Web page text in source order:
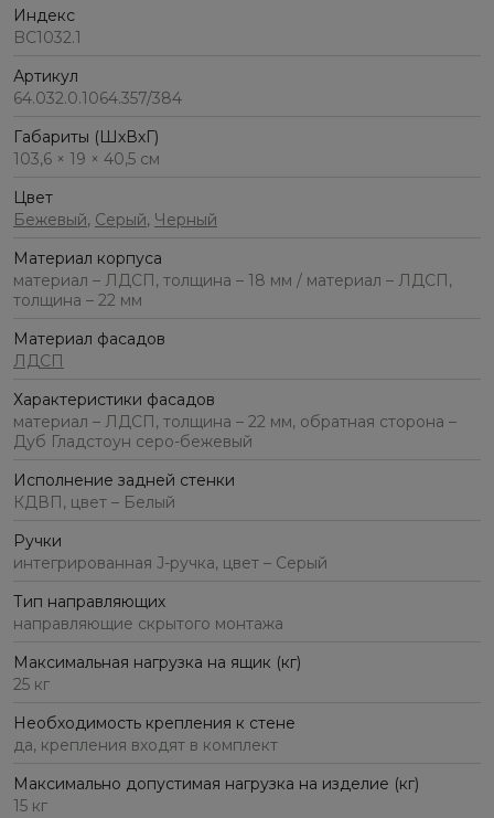
Индекс
BC1032.1
Артикул
64.032.0.1064.357/384
Габариты (ШхВхГ)
103,6 × 19 × 40,5 см
Цвет
Бежевый, Серый, Черный
Материал корпуса
материал – ЛДСП, толщина – 18 мм / материал – ЛДСП,
толщина – 22 мм
Материал фасадов
ЛДСП
Характеристики фасадов
материал – ЛДСП, толщина – 22 мм, обратная сторона –
Дуб Гладстоун серо-бежевый
Исполнение задней стенки
КДВП, цвет – Белый
Ручки
интегрированная J-ручка, цвет – Серый
Тип направляющих
направляющие скрытого монтажа
Максимальная нагрузка на ящик (кг)
25 кг
Необходимость крепления к стене
да, крепления входят в комплект
Максимально допустимая нагрузка на изделие (кг)
15 кг